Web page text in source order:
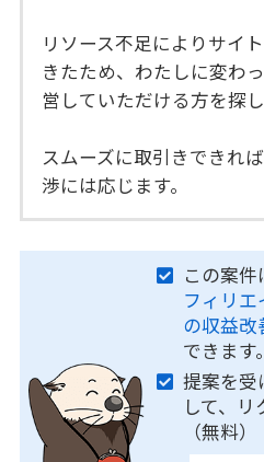
リソース不足によりサイ
きたため、わたしに変わ
営していただける方を探し
スムーズに取引きできれ
渉には応じます。
この案件
フィリ
の収益改
できます。
提案を受
して、
（無料）